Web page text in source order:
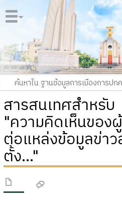
สารสนเทศสำหรับ
"ความคิดเห็นของ
ต่อแหล่งข้อมูลข่าว
ตั้ง..."